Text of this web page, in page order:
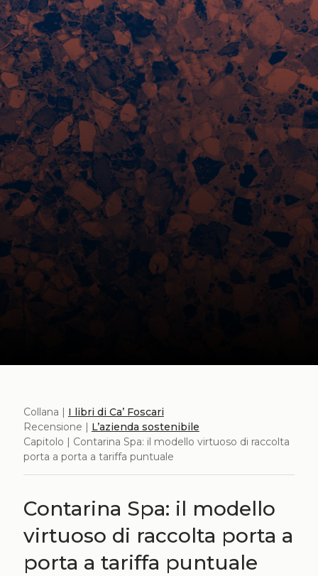
Collana | I libri di Ca’ Foscari
Recensione | L’azienda sostenibile
Capitolo | Contarina Spa: il modello virtuoso di raccolta
porta a porta a tariffa puntuale
Contarina Spa: il modello
virtuoso di raccolta porta a
porta a tariffa puntuale